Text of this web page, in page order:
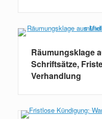
Räumungsklage
Schriftsätze,
Verhandlung